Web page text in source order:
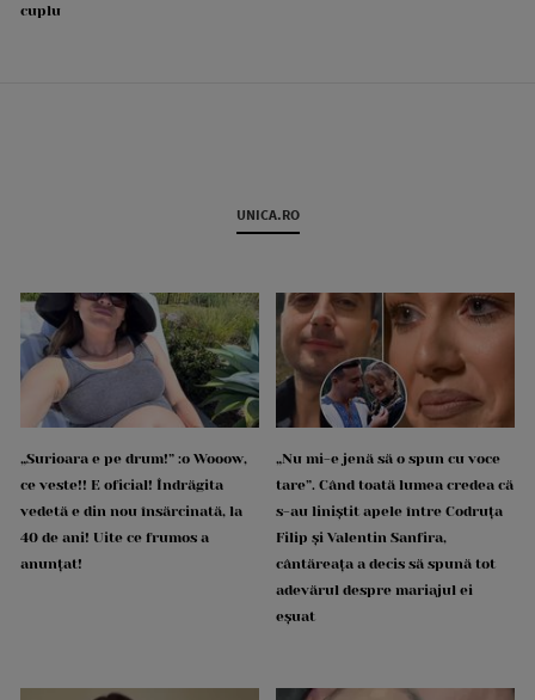
cuplu
UNICA.RO
„Surioara e pe drum!” :o Wooow,
ce veste!! E oficial! Îndrăgita
vedetă e din nou însărcinată, la
40 de ani! Uite ce frumos a
anunțat!
„Nu mi-e jenă să o spun cu voce
tare”. Când toată lumea credea că
s-au liniștit apele între Codruța
Filip și Valentin Sanfira,
cântăreața a decis să spună tot
adevărul despre mariajul ei
eșuat